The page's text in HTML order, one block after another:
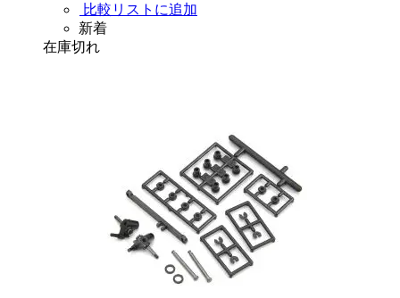
比較リストに追加
新着
在庫切れ